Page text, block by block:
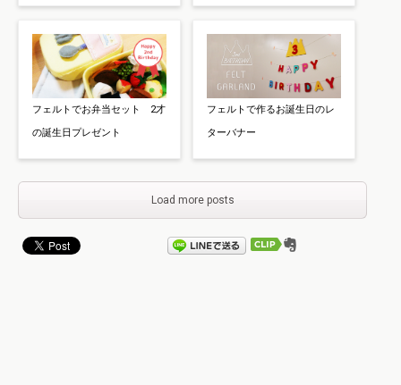
フェルトでお弁当セット 2才
の誕生日プレゼント
フェルトで作るお誕生日のレ
ターバナー
Load more posts